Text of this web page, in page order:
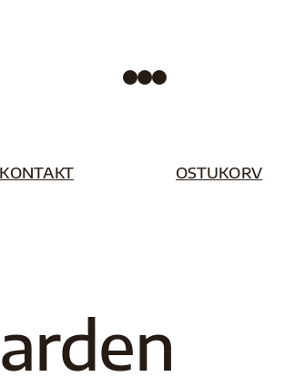
Facebook InstagramPinterest
KONTAKT OSTUKORV